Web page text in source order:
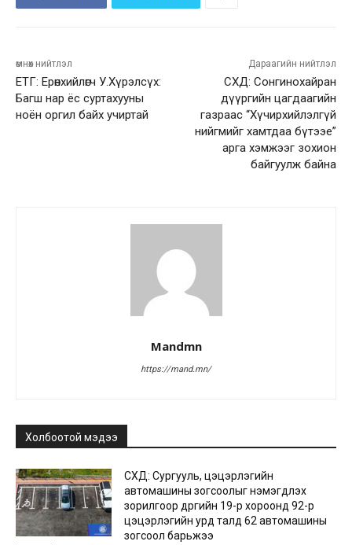
өмнөх нийтлэл
ЕТГ: Ерөнхийлөгч У.Хүрэлсүх:
Багш нар ёс суртахууны
ноён оргил байх учиртай
Дараагийн нийтлэл
СХД: Сонгинохайран
дүүргийн цагдаагийн
газраас “Хүчирхийлэлгүй
нийгмийг хамтдаа бүтээе”
арга хэмжээг зохион
байгуулж байна
Mandmn
https://mand.mn/
Холбоотой мэдээ
СХД: Сургууль, цэцэрлэгийн
автомашины зогсоолыг нэмэгдүүлэх
зорилгоор дүүргийн 19-р хороонд 92-р
цэцэрлэгийн урд талд 62 автомашины
зогсоол барьжээ